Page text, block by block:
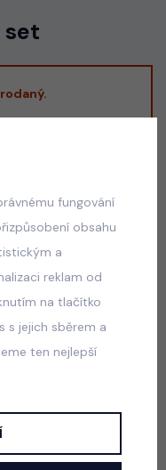
fungování
obsahu
a
reklam od
na tlačítko
s jejich sběrem a
ten nejlepší